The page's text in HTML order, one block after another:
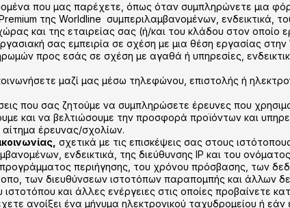
που μας παρέχετε, όπως όταν συμπληρώνετε μια
της Worldline συμπεριλαμβανομένων, ενδεικτικά,
και της εταιρείας σας (ή/και του κλάδου στον οποίο
σας εμπειρία σε σχέση με μια θέση εργασίας
προς εσάς σε σχέση με αγαθά ή υπηρεσίες,
μαζί μας μέσω τηλεφώνου, επιστολής ή
που σας ζητούμε να συμπληρώσετε έρευνες που
και να βελτιώσουμε την προσφορά προϊόντων και
έρευνας/σχολίων.
σχετικά με τις επισκέψεις σας στους
ενδεικτικά, της διεύθυνσης IP και του
περιήγησης, του χρόνου πρόσβασης, των
των διευθύνσεων ιστοτόπων παραπομπής και άλλων
και άλλες ενέργειες στις οποίες προβαίνετε
ανοίξει ένα μήνυμα ηλεκτρονικού ταχυδρομείου ή